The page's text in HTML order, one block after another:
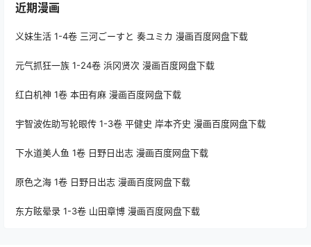
近期漫画
义妹生活 1-4卷 三河ごーすと 奏ユミカ 漫画百度网盘下载
元气抓狂一族 1-24卷 浜冈贤次 漫画百度网盘下载
红白机神 1卷 本田有麻 漫画百度网盘下载
宇智波佐助写轮眼传 1-3卷 平健史 岸本齐史 漫画百度网盘下载
下水道美人鱼 1卷 日野日出志 漫画百度网盘下载
原色之海 1卷 日野日出志 漫画百度网盘下载
东方眩晕录 1-3卷 山田章博 漫画百度网盘下载